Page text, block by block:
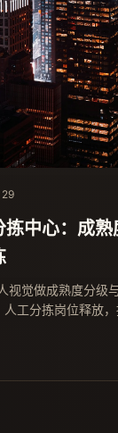
拣中心：成
视觉做成熟度分级
工分拣岗位释放，